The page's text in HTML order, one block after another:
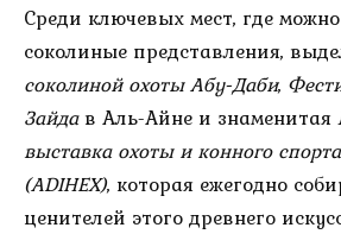
Среди ключевых мест, где
соколиные представления,
соколиной охоты Абу-Даби,
Зайдав Аль-Айне и знаменитая
выставка охоты и конного
(ADIHEX), которая ежегодно
ценителей этого древнего